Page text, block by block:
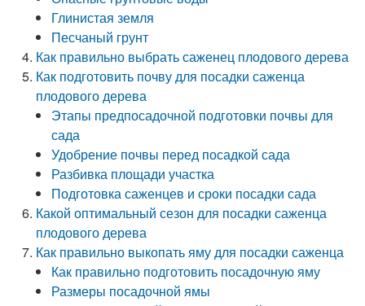
Глинистая земля
Песчаный грунт
Как правильно выбрать саженец плодового дерева
Как подготовить почву для посадки саженца
плодового дерева
Этапы предпосадочной подготовки почвы для
сада
Удобрение почвы перед посадкой сада
Разбивка площади участка
Подготовка саженцев и сроки посадки сада
Какой оптимальный сезон для посадки саженца
плодового дерева
Как правильно выкопать яму для посадки саженца
Как правильно подготовить посадочную яму
Размеры посадочной ямы